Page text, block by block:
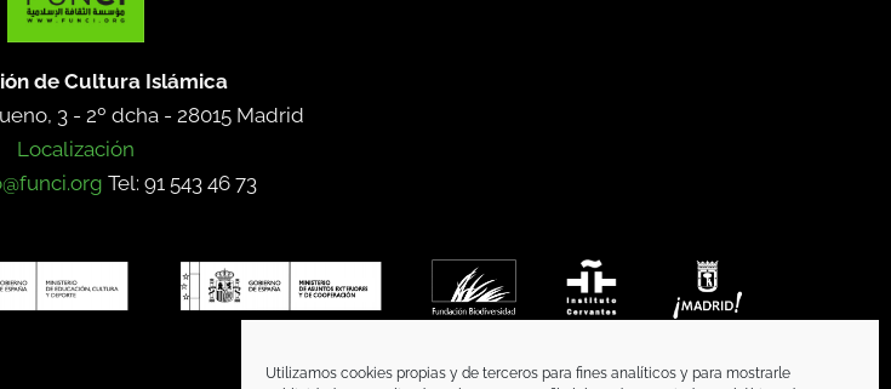
Utilizamos cookies propias y de terceros para fines analíticos y para mostrarle
de Cultura Islámica
3 - 2º dcha - 28015 Madrid
Localización
Tel: 91 543 46 73